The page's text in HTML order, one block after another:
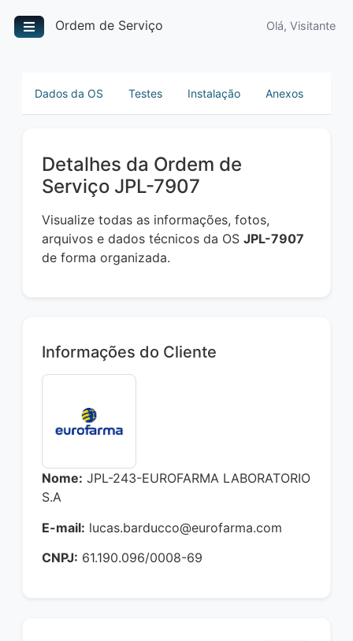
Ordem de Serviço Olá, Visitante
Dados da OS Testes Instalação Anexos
Detalhes da Ordem de
Serviço JPL-7907
Visualize todas as informações, fotos,
arquivos e dados técnicos da OS JPL-7907
de forma organizada.
Informações do Cliente
Nome: JPL-243-EUROFARMA LABORATORIO
S.A
E-mail: lucas.barducco@eurofarma.com
CNPJ: 61.190.096/0008-69